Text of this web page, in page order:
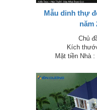
Mẫu dinh thự
năm
Chủ
Kích
Mặt tiền Nhà